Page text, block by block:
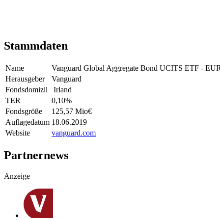
Stammdaten
Name
Vanguard Global Aggregate Bond UCITS ETF -
Herausgeber
Vanguard
Fondsdomizil
Irland
TER
0,10%
Fondsgröße
125,57 Mio€
Auflagedatum 18.06.2019
Website
vanguard.com
Partnernews
Anzeige